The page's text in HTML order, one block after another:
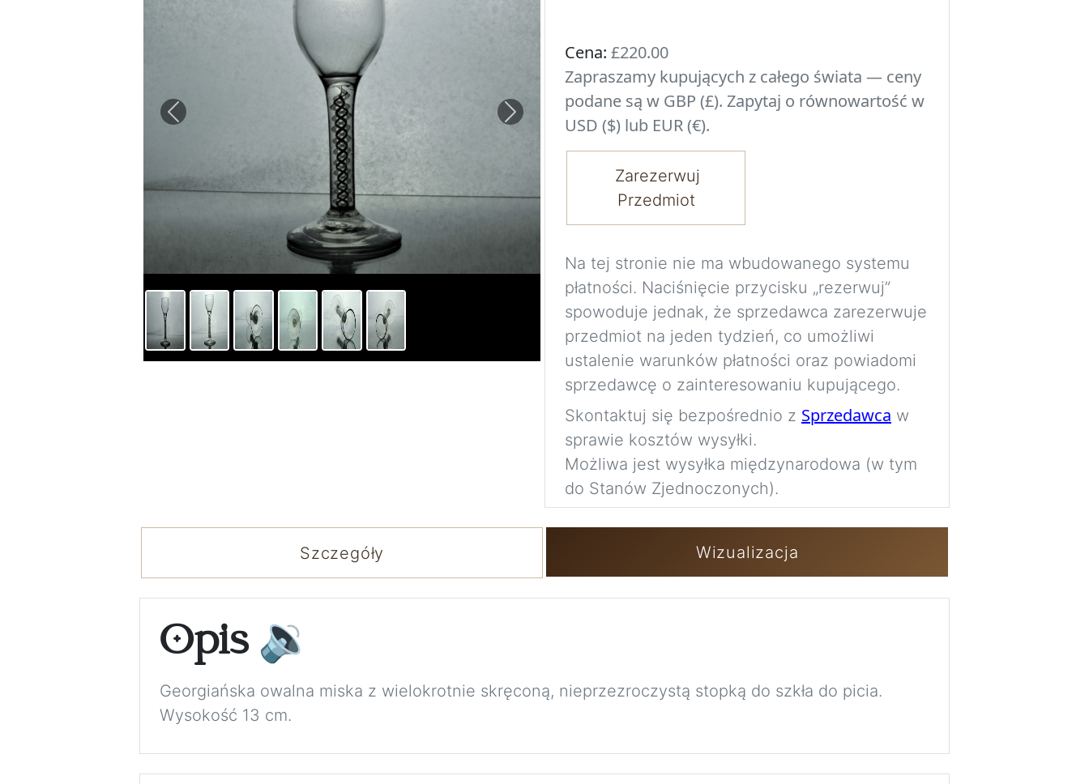
Previous Next
Cena: £220.00
Zapraszamy kupujących z całego świata — ceny
podane są w GBP (£). Zapytaj o równowartość w
USD ($) lub EUR (€).
Zarezerwuj
Przedmiot
Na tej stronie nie ma wbudowanego systemu
płatności. Naciśnięcie przycisku „rezerwuj”
spowoduje jednak, że sprzedawca zarezerwuje
przedmiot na jeden tydzień, co umożliwi
ustalenie warunków płatności oraz powiadomi
sprzedawcę o zainteresowaniu kupującego.
Skontaktuj się bezpośrednio z Sprzedawca w
sprawie kosztów wysyłki.
Możliwa jest wysyłka międzynarodowa (w tym
do Stanów Zjednoczonych).
Szczegóły Wizualizacja
Opis 🔉
Georgiańska owalna miska z wielokrotnie skręconą, nieprzezroczystą stopką do szkła do picia.
Wysokość 13 cm.